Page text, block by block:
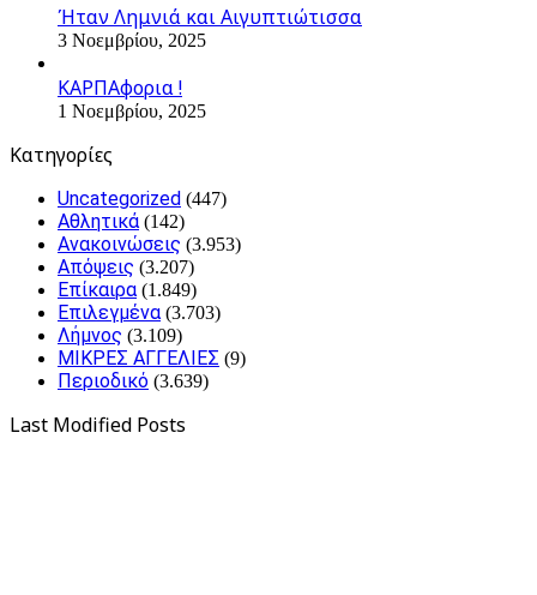
Ήταν Λημνιά και Αιγυπτιώτισσα
3 Νοεμβρίου, 2025
ΚΑΡΠΑφορια !
1 Νοεμβρίου, 2025
Kατηγορίες
Uncategorized (447)
Αθλητικά (142)
Ανακοινώσεις (3.953)
Απόψεις (3.207)
Επίκαιρα (1.849)
Επιλεγμένα (3.703)
Λήμνος (3.109)
ΜΙΚΡΕΣ ΑΓΓΕΛΙΕΣ (9)
Περιοδικό (3.639)
Last Modified Posts